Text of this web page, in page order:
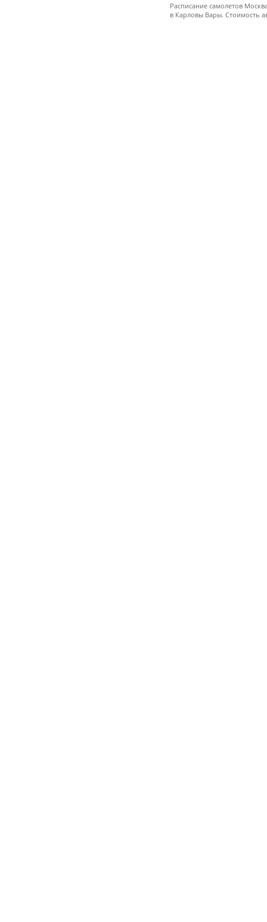
Расписание самолетов
в Карловы Вары. Стоимость